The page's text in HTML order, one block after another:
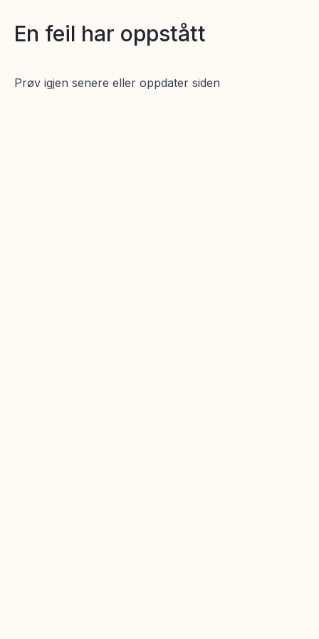
En feil har oppstått
Prøv igjen senere eller oppdater siden